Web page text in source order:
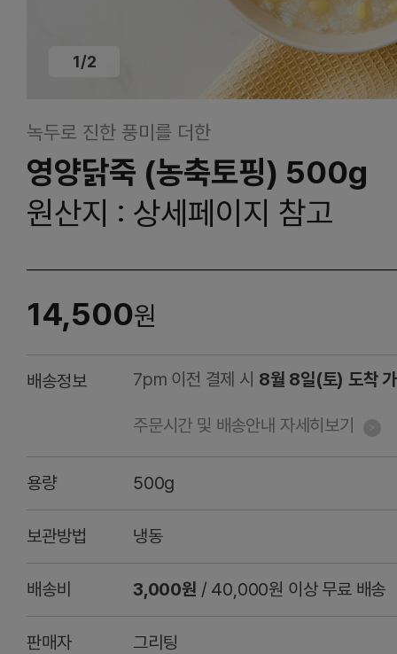
1/2
녹두로 진한 풍미를 더한
영양닭죽 (농축토핑) 500g
원산지 : 상세페이지 참고
14,500원
배송정보 7pm 이전 결제 시 8월 8일(토) 도착
주문시간 및 배송안내 자세히보기
용량 500g
보관방법 냉동
배송비 3,000원 / 40,000원 이상 무료 배송
판매자 그리팅